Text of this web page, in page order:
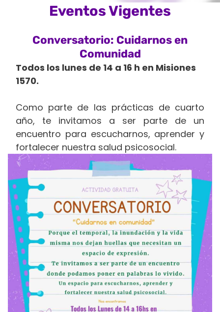
Eventos Vigentes
Conversatorio: Cuidarnos en
Comunidad
Todos los lunes de 14 a 16 h en Misiones
1570.
Como parte de las prácticas de cuarto
año, te invitamos a ser parte de un
encuentro para escucharnos, aprender y
fortalecer nuestra salud psicosocial.